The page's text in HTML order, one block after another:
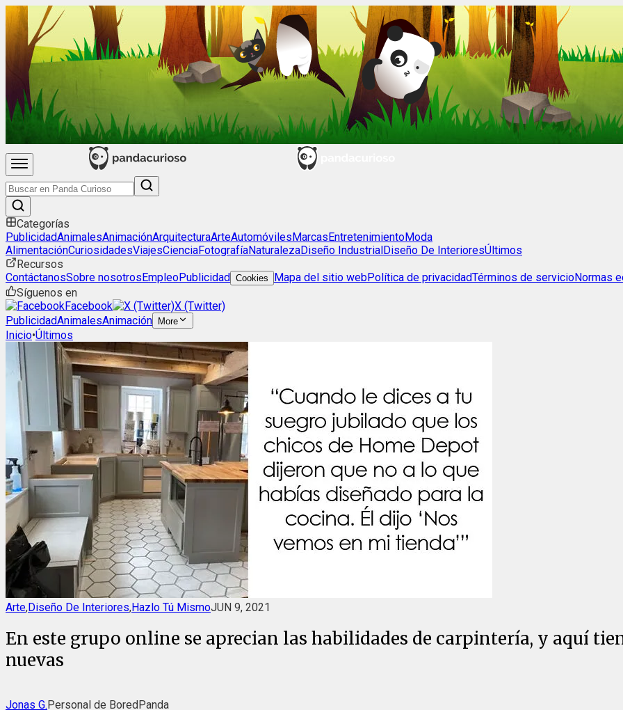
Categorías
PublicidadAnimalesAnimaciónArquitecturaArteAutomóvilesMarcasEntretenimientoModa
AlimentaciónCuriosidadesViajesCienciaFotografíaNaturalezaDiseño IndustrialDiseño De InterioresÚltimos
Recursos
ContáctanosSobre nosotrosEmpleoPublicidad Cookies Mapa del sitio webPolítica de privacidadTérminos de servicioNormas
Síguenos en
Facebook
X (Twitter)
PublicidadAnimalesAnimación More
Inicio•Últimos
Arte,Diseño De Interiores,Hazlo Tú MismoJUN 9, 2021
En este grupo online se aprecian las habilidades de carpintería, y aquí
nuevas
Jonas G.Personal de BoredPanda